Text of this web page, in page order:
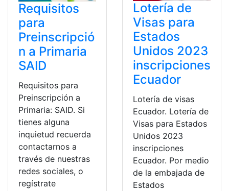
Requisitos
para
Preinscripció
n a Primaria
SAID
Requisitos para
Preinscripción a
Primaria: SAID. Si
tienes alguna
inquietud recuerda
contactarnos a
través de nuestras
redes sociales, o
regístrate
Lotería de
Visas para
Estados
Unidos 2023
inscripciones
Ecuador
Lotería de visas
Ecuador. Lotería de
Visas para Estados
Unidos 2023
inscripciones
Ecuador. Por medio
de la embajada de
Estados